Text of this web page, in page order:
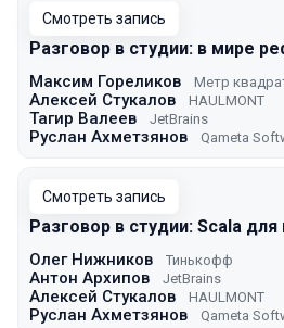
Смотреть запись
Разговор в студии: в мире
Максим Гореликов Метр
Алексей Стукалов HAULMONT
Тагир Валеев JetBrains
Руслан Ахметзянов Qameta
Смотреть запись
Разговор в студии: Scala для
Олег Нижников Тинькофф
Антон Архипов JetBrains
Алексей Стукалов HAULMONT
Руслан Ахметзянов Qameta